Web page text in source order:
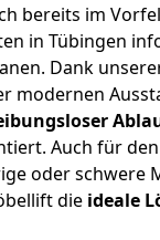
bereits im
in Tübingen
Dank
modernen
Auch für den
oder schwere
die ideale